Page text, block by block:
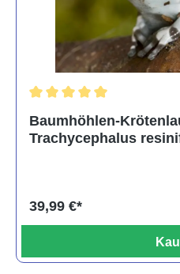
Baumhöhlen-
Trachycephalus
39,99 €*